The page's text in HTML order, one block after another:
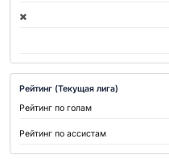
Рейтинг (Текущая лига)
Рейтинг по голам
Рейтинг по ассистам